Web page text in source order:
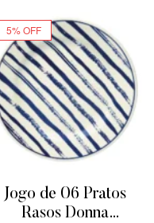
5% OFF
Jogo de 06 Pratos
Rasos Donna